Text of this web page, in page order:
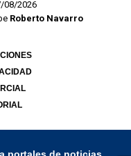
08/2026
Roberto Navarro